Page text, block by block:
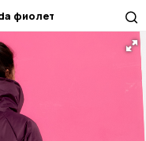
фиолетовый